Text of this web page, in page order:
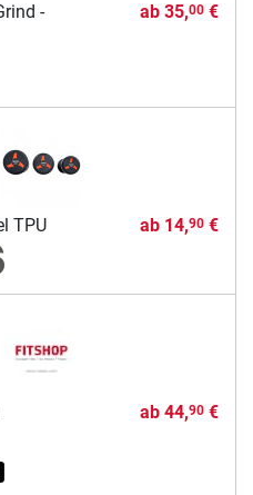
-
ab 35,00€
TPU ab 14,90€
ab 44,90€